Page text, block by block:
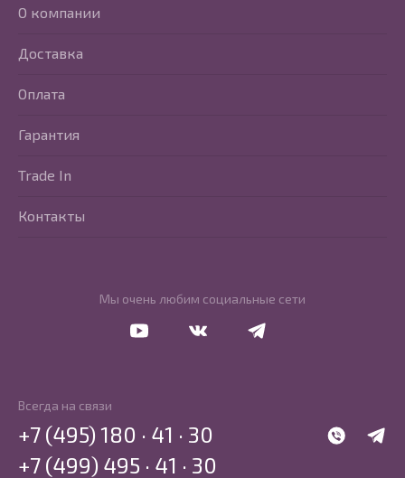
Мы очень любим социальные сети
О компании
Доставка
Оплата
Гарантия
Trade In
Контакты
Всегда на связи
WhatsApp
+7 (495) 180 · 41 · 30
+7 (499) 495 · 41 · 30